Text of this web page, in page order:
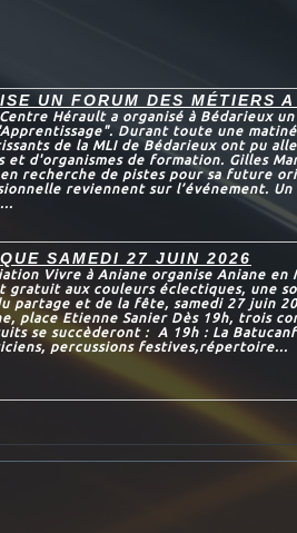
UN FORUM DES MÉTIERS
Centre Hérault a organisé à Bédarieux
Durant toute une
de la MLI de Bédarieux ont pu
et d'organismes de formation. Gilles
en recherche de pistes pour sa future
reviennent sur l’événement.
SAMEDI 27 JUIN 2026
Vivre à Aniane organise Aniane en
gratuit aux couleurs éclectiques, une
partage et de la fête, samedi 27 juin
place Etienne Sanier Dès 19h, trois
se succèderont : A 19h : La
percussions festives,répertoire...